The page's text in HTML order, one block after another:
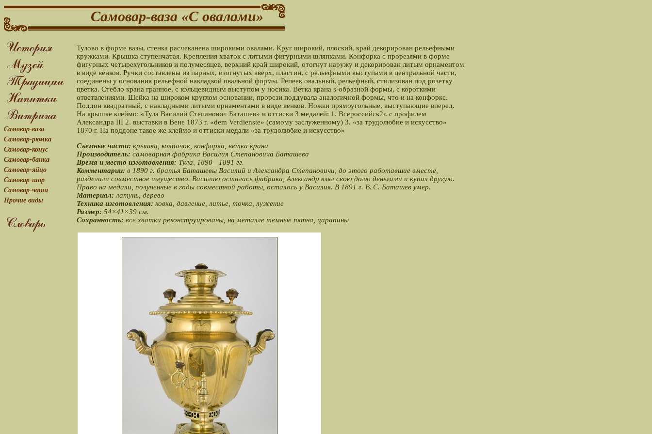
Самовар-ваза «С овалами»
Самовар-ваза
Самовар-рюмка
Самовар-конус
Самовар-банка
Самовар-яйцо
Самовар-шар
Самовар-чаша
Прочие виды
Тулово в форме вазы, стенка расчеканена широкими овалами. Круг широкий, плоский, край декорирован рельефными
кружками. Крышка ступенчатая. Крепления хваток с литыми фигурными шляпками. Конфорка с прорезями в форме
фигурных четырехугольников и полумесяцев, верхний край широкий, отогнут наружу и декорирован литым орнаментом
в виде венков. Ручки составлены из парных, изогнутых вверх, пластин, с рельефными выступами в центральной части,
соединены у основания рельефной накладкой овальной формы. Репеек овальный, рельефный, стилизован под розетку
цветка. Стебло крана гранное, с кольцевидным выступом у носика. Ветка крана s-образной формы, с короткими
ответвлениями. Шейка на широком круглом основании, прорези поддувала аналогичной формы, что и на конфорке.
Поддон квадратный, с накладными литыми орнаментами в виде венков. Ножки прямоугольные, выступающие вперед.
На крышке клеймо: «Тула Василий Степанович Баташев» и оттиски 3 медалей: 1. Всероссийск2г. с профилем
Александра III 2. выставки в Вене 1873 г. «dem Verdienste» (самому заслуженному) 3. «за трудолюбие и искусство»
1870 г. На поддоне такое же клеймо и оттиски медали «за трудолюбие и искусство»
Съемные части: крышка, колпачок, конфорка, ветка крана
Производитель: самоварная фабрика Василия Степановича Баташева
Время и место изготовления: Тула,
1890—1891 гг.
Комментарии: в 1890 г. братья Баташевы Василий и Александра Степановичи, до этого работавшие вместе,
разделили совместное имущество. Василию осталась фабрика, Александр взял свою долю деньгами и купил другую.
Право на медали, полученные в годы совместной работы, осталось у Василия. В 1891 г. В. С. Баташев умер.
Материал: латунь, дерево
Техника изготовления: ковка, давление, литье, точка, лужение
Размер: 54×41×39 см.
Сохранность: все хватки реконструированы, на металле темные пятна, царапины